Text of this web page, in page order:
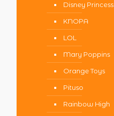
Disney Princess
KNOPA
LOL
Mary Poppins
Orange Toys
Pituso
Rainbow High